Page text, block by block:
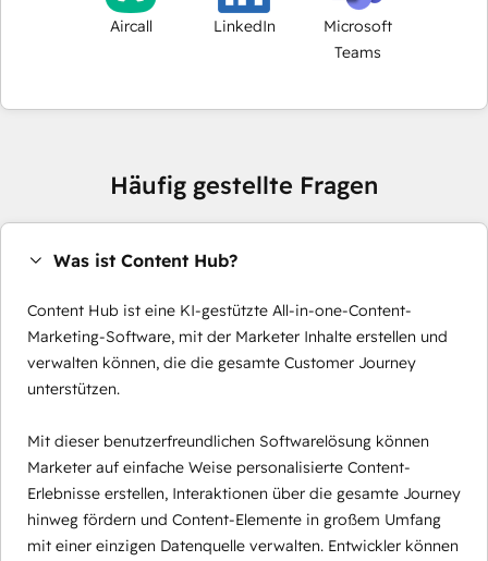
Aircall LinkedIn
Microsoft
Teams
Häufig gestellte Fragen
Was ist Content Hub?
Content Hub ist eine KI-gestützte All-in-one-Content-
Marketing-Software, mit der Marketer Inhalte erstellen und
verwalten können, die die gesamte Customer Journey
unterstützen.
Mit dieser benutzerfreundlichen Softwarelösung können
Marketer auf einfache Weise personalisierte Content-
Erlebnisse erstellen, Interaktionen über die gesamte Journey
hinweg fördern und Content-Elemente in großem Umfang
mit einer einzigen Datenquelle verwalten. Entwickler können